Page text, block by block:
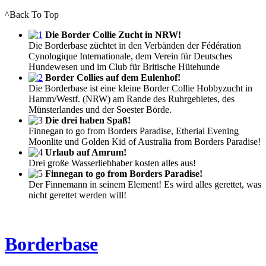
^Back To Top
Die Border Collie Zucht in NRW!
Die Borderbase züchtet in den Verbänden der Fédération
Cynologique Internationale, dem Verein für Deutsches
Hundewesen und im Club für Britische Hütehunde
Border Collies auf dem Eulenhof!
Die Borderbase ist eine kleine Border Collie Hobbyzucht in
Hamm/Westf. (NRW) am Rande des Ruhrgebietes, des
Münsterlandes und der Soester Börde.
Die drei haben Spaß!
Finnegan to go from Borders Paradise, Etherial Evening
Moonlite und Golden Kid of Australia from Borders Paradise!
Urlaub auf Amrum!
Drei große Wasserliebhaber kosten alles aus!
Finnegan to go from Borders Paradise!
Der Finnemann in seinem Element! Es wird alles gerettet, was
nicht gerettet werden will!
Borderbase